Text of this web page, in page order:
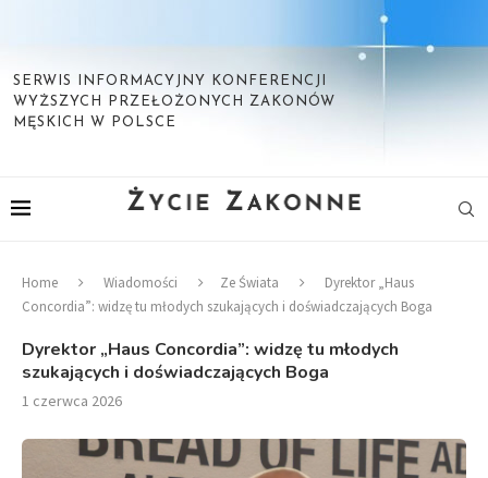
SERWIS INFORMACYJNY KONFERENCJI
WYŻSZYCH PRZEŁOŻONYCH ZAKONÓW
MĘSKICH W POLSCE
Home Wiadomości Ze Świata
Dyrektor „Haus
Concordia”: widzę tu młodych szukających i doświadczających Boga
Dyrektor „Haus Concordia”: widzę tu młodych
szukających i doświadczających Boga
1 czerwca 2026